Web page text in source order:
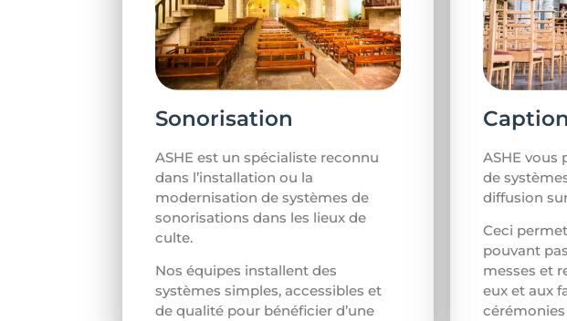
Sonorisation
ASHE est un spécialiste reconnu
dans l’installation ou la
modernisation de systèmes de
sonorisations dans les lieux de
culte.
Nos équipes installent des
systèmes simples, accessibles et
de qualité pour bénéficier d’une
ASHE vous
de
diffusion
Ceci
pouvant
messes et
eux et aux